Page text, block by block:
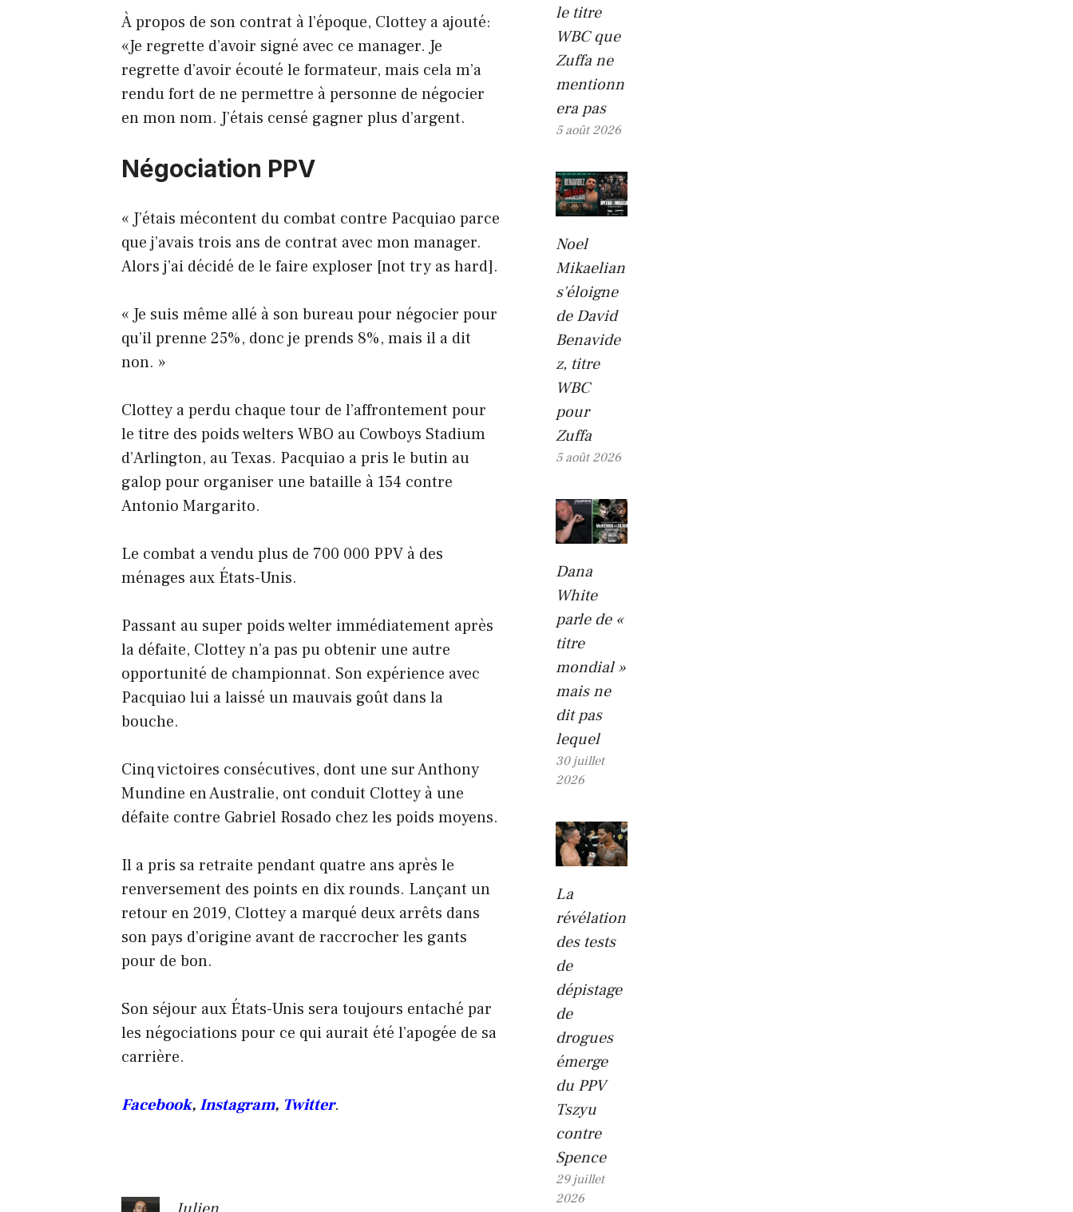
À propos de son contrat à l’époque, Clottey a ajouté:
«Je regrette d’avoir signé avec ce manager. Je
regrette d’avoir écouté le formateur, mais cela m’a
rendu fort de ne permettre à personne de négocier
en mon nom. J’étais censé gagner plus d’argent.
Négociation PPV
« J’étais mécontent du combat contre Pacquiao parce
que j’avais trois ans de contrat avec mon manager.
Alors j’ai décidé de le faire exploser [not try as hard].
« Je suis même allé à son bureau pour négocier pour
qu’il prenne 25%, donc je prends 8%, mais il a dit
non. »
Clottey a perdu chaque tour de l’affrontement pour
le titre des poids welters WBO au Cowboys Stadium
d’Arlington, au Texas. Pacquiao a pris le butin au
galop pour organiser une bataille à 154 contre
Antonio Margarito.
Le combat a vendu plus de 700 000 PPV à des
ménages aux États-Unis.
Passant au super poids welter immédiatement après
la défaite, Clottey n’a pas pu obtenir une autre
opportunité de championnat. Son expérience avec
Pacquiao lui a laissé un mauvais goût dans la
bouche.
Cinq victoires consécutives, dont une sur Anthony
Mundine en Australie, ont conduit Clottey à une
défaite contre Gabriel Rosado chez les poids moyens.
Il a pris sa retraite pendant quatre ans après le
renversement des points en dix rounds. Lançant un
retour en 2019, Clottey a marqué deux arrêts dans
son pays d’origine avant de raccrocher les gants
pour de bon.
Son séjour aux États-Unis sera toujours entaché par
les négociations pour ce qui aurait été l’apogée de sa
carrière.
Facebook,Instagram, Twitter.
le titre
WBC que
Zuffa ne
mentionn
era pas
5 août 2026
Noel
Mikaelian
s'éloigne
de David
Benavide
z, titre
WBC
pour
Zuffa
5 août 2026
Dana
White
parle de «
titre
mondial »
mais ne
dit pas
lequel
30 juillet
2026
La
révélation
des tests
de
dépistage
de
drogues
émerge
du PPV
Tszyu
contre
Spence
29 juillet
2026